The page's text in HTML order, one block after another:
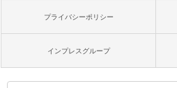
プライバシーポリシー
インプレスグループ